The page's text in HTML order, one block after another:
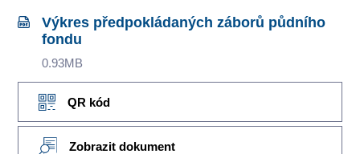
Výkres předpokládaných záborů půdního
fondu
0.93MB
QR kód
Zobrazit dokument